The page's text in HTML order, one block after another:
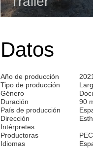
Datos
Año de producción
Tipo de producción
Género
Duración
90
País de producción
Dirección
Intérpretes
Productoras
Idiomas